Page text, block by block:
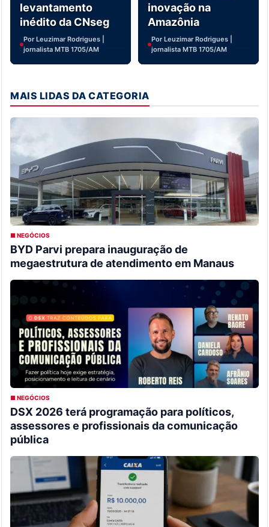
levantamento
inédito da CNseg
Por Leuzimar Rodrigues |
jornalista MTB 1705/AM
inovação na
Amazônia
Por Leuzimar Rodrigues |
jornalista MTB 1705/AM
MAIS LIDAS DA CATEGORIA
■ NEGÓCIOS
BYD Parvi prepara inauguração de
megaestrutura de atendimento em Manaus
■ NEGÓCIOS
DSX 2026 terá programação para políticos,
assessores e profissionais da comunicação
pública